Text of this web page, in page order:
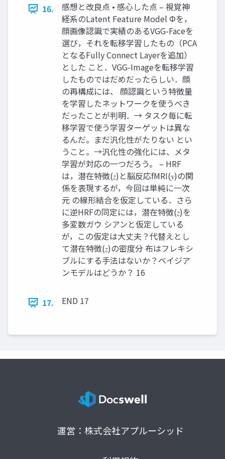
16.
感想と改良点 • 感心した点 – 視覚神
経系のLatent Feature Model Φを，
顔画像認識で実績のあるVGG-Faceを
選び，それを転移学習したもの（PCA
となるFully Connect Layerを追加）
とした こと．VGG-Imageを転移学習
したものではだめだったらしい．顔
の再構成には、 顔認識という特徴量
を学習したネットワークを使うべき
だったことが判明．→ タスク毎に転
移学習で使う学習ターゲットは異な
るんだ。まだ汎化性がたりない とい
うこと。→汎化性の強化には、メタ
学習が対応の一つだろう。 – HRF
は，潜在特徴(𝑧)と脳反応fMRI(𝑦)の関
係を表現するが，今回は単純に一次
元 の線形結合を仮定している．さら
に逆HRFの同定には，潜在特徴(𝑧)を
多変数ガウ シアンと仮定している
が，この仮定は大丈夫？代替えとし
て潜在特徴(𝑧)の密度分 布はフレキシ
ブルにする手法はないか？ベイジア
ンモデルはどうか？ 16
17. END 17
運営：株式会社アプルーシッド